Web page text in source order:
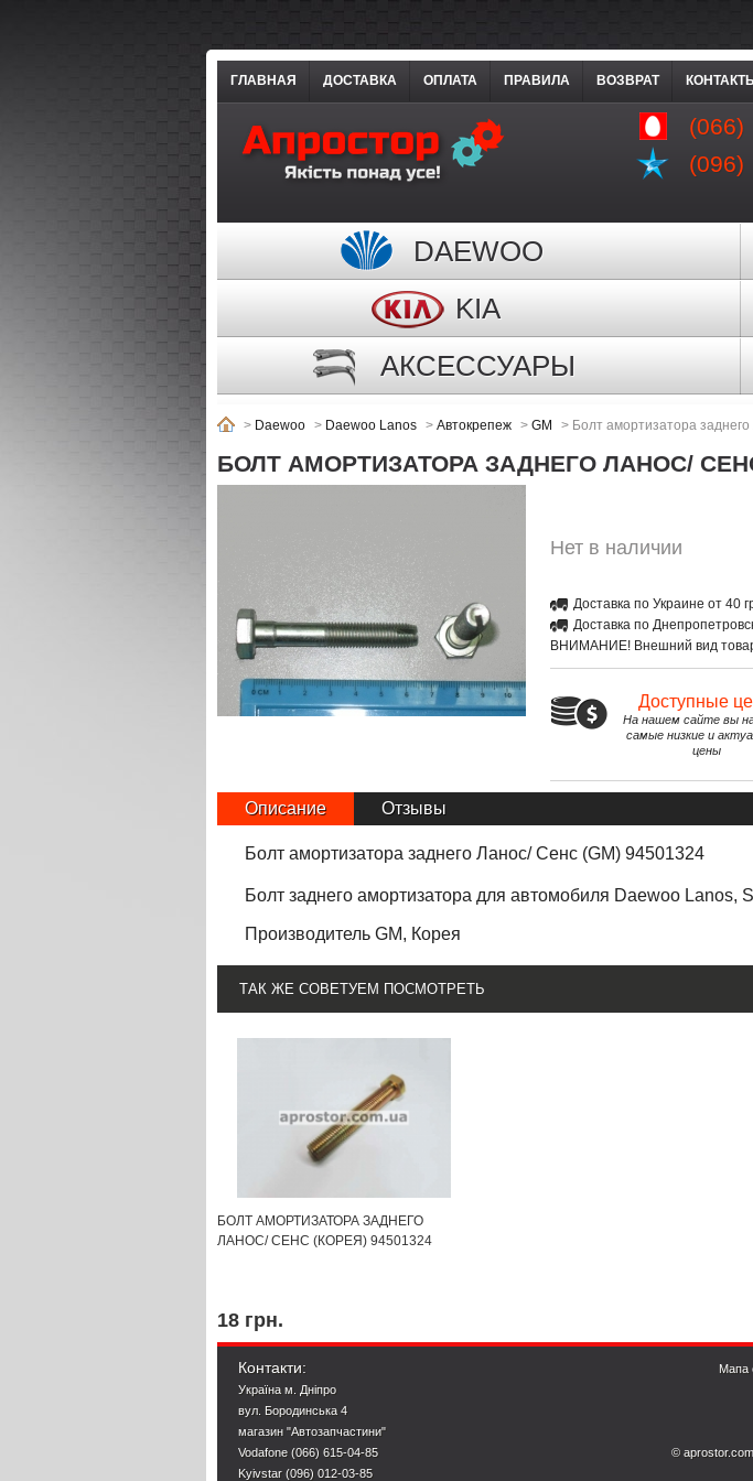
(066)
(096)
ГЛАВНАЯ ДОСТАВКА ОПЛАТА ПРАВИЛА ВОЗВРАТ КОНТАКТЫ
DAEWOO
KIA
АКСЕССУАРЫ
> Daewoo > Daewoo Lanos > Автокрепеж > GM > Болт амортизатора
БОЛТ АМОРТИЗАТОРА ЗАДНЕГО ЛАНОС/ СЕНС
Нет в наличии
Доставка по Украине от 40
Доставка по
ВНИМАНИЕ! Внешний вид
Доступные
На нашем сайте вы
самые низкие и
цены
Описание Отзывы
Болт амортизатора заднего Ланос/ Сенс (GM) 94501324
Болт заднего амортизатора для автомобиля Daewoo Lanos,
Производитель GM, Корея
ТАК ЖЕ СОВЕТУЕМ ПОСМОТРЕТЬ
БОЛТ АМОРТИЗАТОРА ЗАДНЕГО
ЛАНОС/ СЕНС (КОРЕЯ) 94501324
18 грн.
Контакти:
Україна м. Дніпро
вул. Бородинська 4
магазин "Автозапчастини"
Vodafone (066) 615-04-85
Kyivstar (096) 012-03-85
Мапа
©